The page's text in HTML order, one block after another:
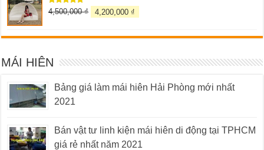
Được xếp
4,500,000₫ 4,200,000 ₫
MÁI HIÊN
Bảng giá làm mái hiên Hải Phòng mới nhất
2021
Bán vật tư linh kiện mái hiên di động tại TPHCM
giá rẻ nhất năm 2021